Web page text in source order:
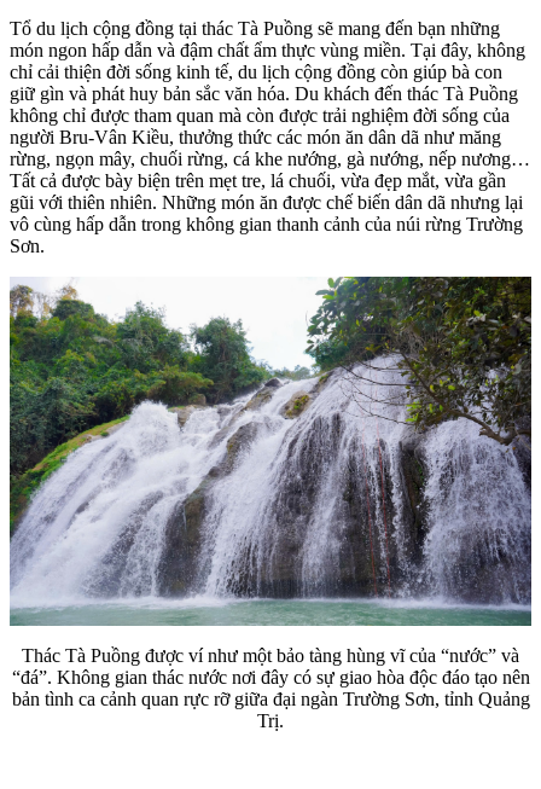
Tổ du lịch cộng đồng tại thác Tà Puồng sẽ mang đến bạn những
món ngon hấp dẫn và đậm chất ẩm thực vùng miền. Tại đây, không
chỉ cải thiện đời sống kinh tế, du lịch cộng đồng còn giúp bà con
giữ gìn và phát huy bản sắc văn hóa. Du khách đến thác Tà Puồng
không chỉ được tham quan mà còn được trải nghiệm đời sống của
người Bru-Vân Kiều, thưởng thức các món ăn dân dã như măng
rừng, ngọn mây, chuối rừng, cá khe nướng, gà nướng, nếp nương…
Tất cả được bày biện trên mẹt tre, lá chuối, vừa đẹp mắt, vừa gần
gũi với thiên nhiên. Những món ăn được chế biến dân dã nhưng lại
vô cùng hấp dẫn trong không gian thanh cảnh của núi rừng Trường
Sơn.
Thác Tà Puồng được ví như một bảo tàng hùng vĩ của “nước” và
“đá”. Không gian thác nước nơi đây có sự giao hòa độc đáo tạo nên
bản tình ca cảnh quan rực rỡ giữa đại ngàn Trường Sơn, tỉnh Quảng
Trị.